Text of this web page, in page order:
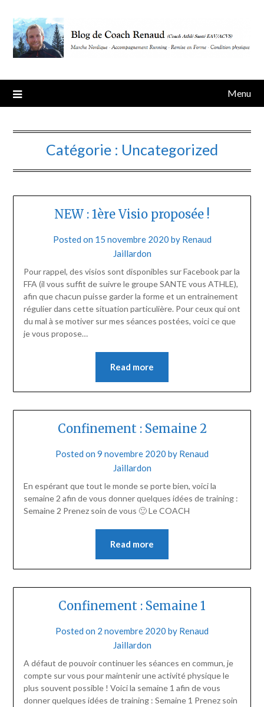
content
Menu
Catégorie : Uncategorized
NEW : 1ère Visio proposée !
Posted on 15 novembre 2020 by Renaud
Jaillardon
Pour rappel, des visios sont disponibles sur Facebook par la
FFA (il vous suffit de suivre le groupe SANTE vous ATHLE),
afin que chacun puisse garder la forme et un entrainement
régulier dans cette situation particulière. Pour ceux qui ont
du mal à se motiver sur mes séances postées, voici ce que
je vous propose…
Read more
Confinement : Semaine 2
Posted on 9 novembre 2020 by Renaud
Jaillardon
En espérant que tout le monde se porte bien, voici la
semaine 2 afin de vous donner quelques idées de training :
Semaine 2 Prenez soin de vous 🙂 Le COACH
Read more
Confinement : Semaine 1
Posted on 2 novembre 2020 by Renaud
Jaillardon
A défaut de pouvoir continuer les séances en commun, je
compte sur vous pour maintenir une activité physique le
plus souvent possible ! Voici la semaine 1 afin de vous
donner quelques idées de training : Semaine 1 Prenez soin